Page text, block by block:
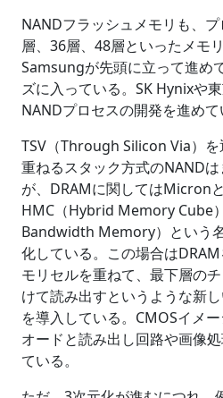
NANDフラッシュメモリも、
層、36層、48層といったメモ
Samsungが先頭に立って進め
ズに入っている。SK Hynixや
NANDプロセスの開発を進めて
TSV（Through Silicon Via）
重ねるスタック方式のNAND
が、DRAMに関してはMicron
HMC（Hybrid Memory Cube
Bandwidth Memory）という
化している。この場合は
モリセルを重ねて、最下層の
けて読み出すというような新
を導入している。CMOSイメ
オードと読み出し回路や画像
ている。